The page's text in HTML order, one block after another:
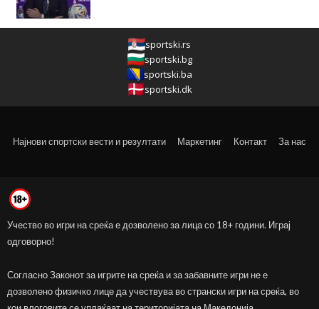
sportski.rs
sportski.bg
sportski.ba
sportski.dk
Најнови спортски вести и резултати Маркетинг Контакт За нас
Учество во игри на среќа е дозволено за лица со 18+ години. Играј
одговорно!
Согласно Законот за игрите на среќа и за забавните игри не е
дозволено физичко лице да учествува во странски игри на среќа, во